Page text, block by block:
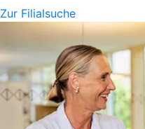
Zur Filialsuche